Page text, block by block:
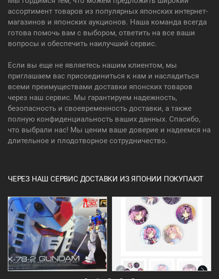
ассортимент товаров из популярных японских интернет-
магазинов и японских аукционов. Наша команда всегда
готова помочь вам с выбором, ответить на все ваши
вопросы и обеспечить наилучший сервис.
Если вы еще не являетесь нашим клиентом, мы
приглашаем вас присоединиться к нам и насладиться
всеми преимуществами доставки японских товаров
через наш сервис. Мы гарантируем надежность,
безопасность и своевременность доставки, а также
полную конфиденциальность ваших данных. Спасибо,
что выбрали нас! Мы ценим ваше доверие и надеемся на
длительное и плодотворное сотрудничество.
ЧЕРЕЗ НАШ СЕРВИС ДОСТАВКИ ИЗ ЯПОНИИ ПОКУПАЮТ